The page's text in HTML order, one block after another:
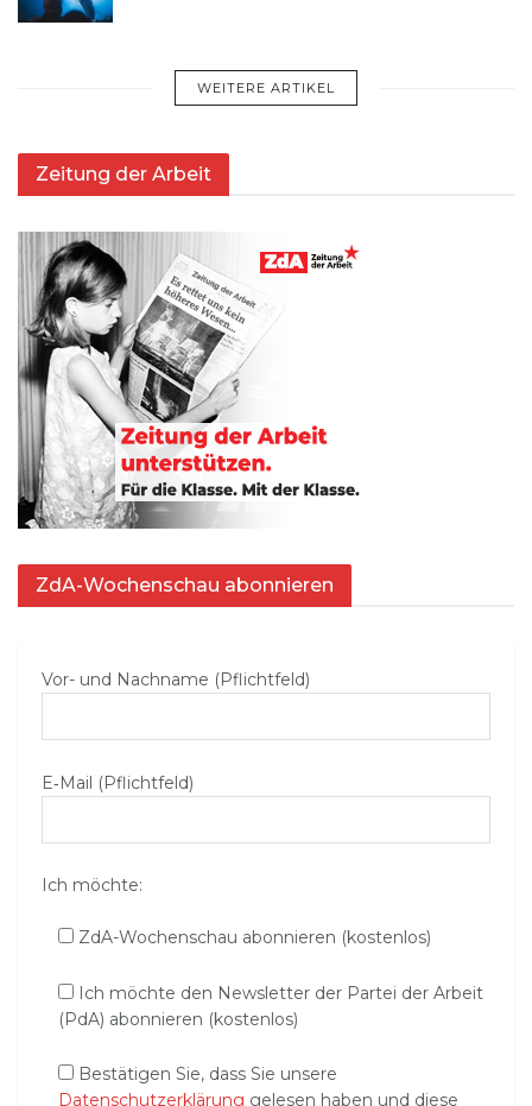
WEITERE ARTIKEL
Zeitung der Arbeit
ZdA-Wochenschau abonnieren
Vor- und Nachname (Pflichtfeld)
E‑Mail (Pflichtfeld)
Ich möchte:
ZdA-Wochenschau abonnieren (kostenlos)
Ich möchte den Newsletter der Partei der Arbeit
(PdA) abonnieren (kostenlos)
Bestätigen Sie, dass Sie unsere
Datenschutzerklärung gelesen haben und diese